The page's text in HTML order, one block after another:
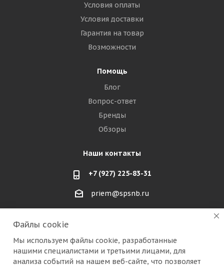
Условия оплаты
Условия доставки
Гарантия на товар
Возможности
Помощь
Блог
Вопрос-ответ
Бренды
Обзоры
Наши контакты
+7 (927) 225-83-31
priem@spsnb.ru
г. Александров (Владимирская область)
г. Москва (радио рынок "Митино")
Файлы cookie
Мы используем файлы cookie, разработанные
нашими специалистами и третьими лицами, для
анализа событий на нашем веб-сайте, что позволяет